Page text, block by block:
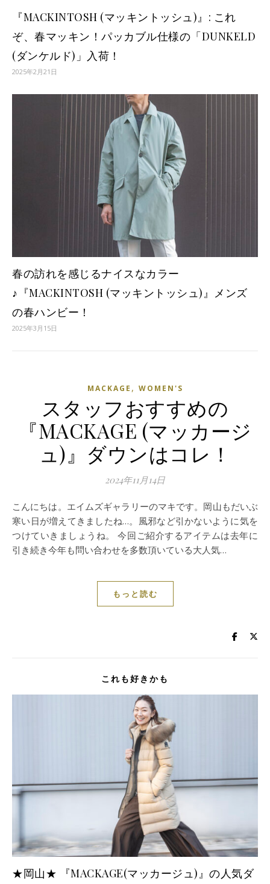
『MACKINTOSH (マッキントッシュ)』: これ
ぞ、春マッキン！パッカブル仕様の「DUNKELD
(ダンケルド)」入荷！
2025年2月21日
春の訪れを感じるナイスなカラー
♪『MACKINTOSH (マッキントッシュ)』メンズ
の春ハンビー！
2025年3月15日
MACKAGE , WOMEN'S
スタッフおすすめの
『MACKAGE (マッカージ
ュ)』ダウンはコレ！
2024年11月14日
こんにちは。エイムズギャラリーのマキです。岡山もだいぶ
寒い日が増えてきましたね…。風邪など引かないように気を
つけていきましょうね。 今回ご紹介するアイテムは去年に
引き続き今年も問い合わせを多数頂いている大人気…
もっと読む
これも好きかも
★岡山★ 『MACKAGE(マッカージュ)』の人気ダ